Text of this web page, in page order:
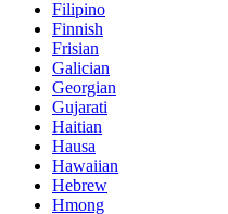
Filipino
Finnish
Frisian
Galician
Georgian
Gujarati
Haitian
Hausa
Hawaiian
Hebrew
Hmong